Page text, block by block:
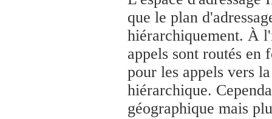
que le plan
hiérarchiquement. À
appels sont routés
pour les appels vers
hiérarchique.
géographique mais